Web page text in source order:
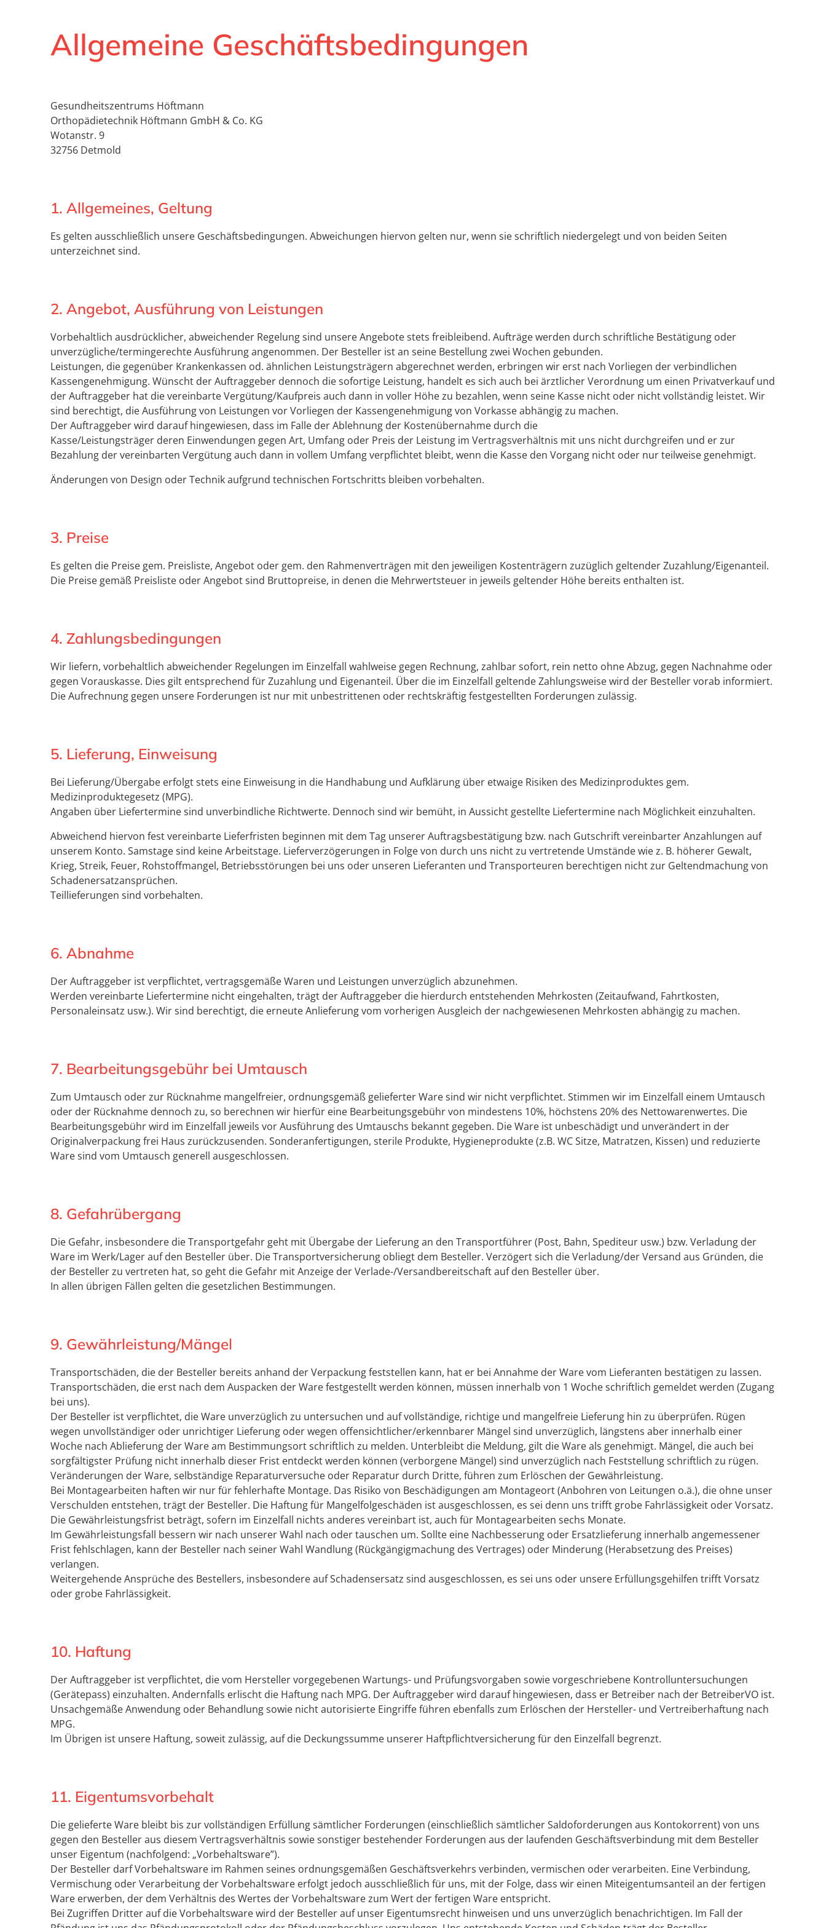
Allgemeine Geschäftsbedingungen
Gesundheitszentrums Höftmann
Orthopädietechnik Höftmann GmbH & Co. KG
Wotanstr. 9
32756 Detmold
1. Allgemeines, Geltung
Es gelten ausschließlich unsere Geschäftsbedingungen. Abweichungen hiervon gelten nur, wenn sie schriftlich niedergelegt und von beiden Seiten
unterzeichnet sind.
2. Angebot, Ausführung von Leistungen
Vorbehaltlich ausdrücklicher, abweichender Regelung sind unsere Angebote stets freibleibend. Aufträge werden durch schriftliche Bestätigung oder
unverzügliche/termingerechte Ausführung angenommen. Der Besteller ist an seine Bestellung zwei Wochen gebunden.
Leistungen, die gegenüber Krankenkassen od. ähnlichen Leistungsträgern abgerechnet werden, erbringen wir erst nach Vorliegen der verbindlichen
Kassengenehmigung. Wünscht der Auftraggeber dennoch die sofortige Leistung, handelt es sich auch bei ärztlicher Verordnung um einen Privatverkauf und
der Auftraggeber hat die vereinbarte Vergütung/Kaufpreis auch dann in voller Höhe zu bezahlen, wenn seine Kasse nicht oder nicht vollständig leistet. Wir
sind berechtigt, die Ausführung von Leistungen vor Vorliegen der Kassengenehmigung von Vorkasse abhängig zu machen.
Der Auftraggeber wird darauf hingewiesen, dass im Falle der Ablehnung der Kostenübernahme durch die
Kasse/Leistungsträger deren Einwendungen gegen Art, Umfang oder Preis der Leistung im Vertragsverhältnis mit uns nicht durchgreifen und er zur
Bezahlung der vereinbarten Vergütung auch dann in vollem Umfang verpflichtet bleibt, wenn die Kasse den Vorgang nicht oder nur teilweise genehmigt.
Änderungen von Design oder Technik aufgrund technischen Fortschritts bleiben vorbehalten.
3. Preise
Es gelten die Preise gem. Preisliste, Angebot oder gem. den Rahmenverträgen mit den jeweiligen Kostenträgern zuzüglich geltender Zuzahlung/Eigenanteil.
Die Preise gemäß Preisliste oder Angebot sind Bruttopreise, in denen die Mehrwertsteuer in jeweils geltender Höhe bereits enthalten ist.
4. Zahlungsbedingungen
Wir liefern, vorbehaltlich abweichender Regelungen im Einzelfall wahlweise gegen Rechnung, zahlbar sofort, rein netto ohne Abzug, gegen Nachnahme oder
gegen Vorauskasse. Dies gilt entsprechend für Zuzahlung und Eigenanteil. Über die im Einzelfall geltende Zahlungsweise wird der Besteller vorab informiert.
Die Aufrechnung gegen unsere Forderungen ist nur mit unbestrittenen oder rechtskräftig festgestellten Forderungen zulässig.
5. Lieferung, Einweisung
Bei Lieferung/Übergabe erfolgt stets eine Einweisung in die Handhabung und Aufklärung über etwaige Risiken des Medizinproduktes gem.
Medizinproduktegesetz (MPG).
Angaben über Liefertermine sind unverbindliche Richtwerte. Dennoch sind wir bemüht, in Aussicht gestellte Liefertermine nach Möglichkeit einzuhalten.
Abweichend hiervon fest vereinbarte Lieferfristen beginnen mit dem Tag unserer Auftragsbestätigung bzw. nach Gutschrift vereinbarter Anzahlungen auf
unserem Konto. Samstage sind keine Arbeitstage. Lieferverzögerungen in Folge von durch uns nicht zu vertretende Umstände wie z. B. höherer Gewalt,
Krieg, Streik, Feuer, Rohstoffmangel, Betriebsstörungen bei uns oder unseren Lieferanten und Transporteuren berechtigen nicht zur Geltendmachung von
Schadenersatzansprüchen.
Teillieferungen sind vorbehalten.
6. Abnahme
Der Auftraggeber ist verpflichtet, vertragsgemäße Waren und Leistungen unverzüglich abzunehmen.
Werden vereinbarte Liefertermine nicht eingehalten, trägt der Auftraggeber die hierdurch entstehenden Mehrkosten (Zeitaufwand, Fahrtkosten,
Personaleinsatz usw.). Wir sind berechtigt, die erneute Anlieferung vom vorherigen Ausgleich der nachgewiesenen Mehrkosten abhängig zu machen.
7. Bearbeitungsgebühr bei Umtausch
Zum Umtausch oder zur Rücknahme mangelfreier, ordnungsgemäß gelieferter Ware sind wir nicht verpflichtet. Stimmen wir im Einzelfall einem Umtausch
oder der Rücknahme dennoch zu, so berechnen wir hierfür eine Bearbeitungsgebühr von mindestens 10%, höchstens 20% des Nettowarenwertes. Die
Bearbeitungsgebühr wird im Einzelfall jeweils vor Ausführung des Umtauschs bekannt gegeben. Die Ware ist unbeschädigt und unverändert in der
Originalverpackung frei Haus zurückzusenden. Sonderanfertigungen, sterile Produkte, Hygieneprodukte (z.B. WC Sitze, Matratzen, Kissen) und reduzierte
Ware sind vom Umtausch generell ausgeschlossen.
8. Gefahrübergang
Die Gefahr, insbesondere die Transportgefahr geht mit Übergabe der Lieferung an den Transportführer (Post, Bahn, Spediteur usw.) bzw. Verladung der
Ware im Werk/Lager auf den Besteller über. Die Transportversicherung obliegt dem Besteller. Verzögert sich die Verladung/der Versand aus Gründen, die
der Besteller zu vertreten hat, so geht die Gefahr mit Anzeige der Verlade-/Versandbereitschaft auf den Besteller über.
In allen übrigen Fällen gelten die gesetzlichen Bestimmungen.
9. Gewährleistung/Mängel
Transportschäden, die der Besteller bereits anhand der Verpackung feststellen kann, hat er bei Annahme der Ware vom Lieferanten bestätigen zu lassen.
Transportschäden, die erst nach dem Auspacken der Ware festgestellt werden können, müssen innerhalb von 1 Woche schriftlich gemeldet werden (Zugang
bei uns).
Der Besteller ist verpflichtet, die Ware unverzüglich zu untersuchen und auf vollständige, richtige und mangelfreie Lieferung hin zu überprüfen. Rügen
wegen unvollständiger oder unrichtiger Lieferung oder wegen offensichtlicher/erkennbarer Mängel sind unverzüglich, längstens aber innerhalb einer
Woche nach Ablieferung der Ware am Bestimmungsort schriftlich zu melden. Unterbleibt die Meldung, gilt die Ware als genehmigt. Mängel, die auch bei
sorgfältigster Prüfung nicht innerhalb dieser Frist entdeckt werden können (verborgene Mängel) sind unverzüglich nach Feststellung schriftlich zu rügen.
Veränderungen der Ware, selbständige Reparaturversuche oder Reparatur durch Dritte, führen zum Erlöschen der Gewährleistung.
Bei Montagearbeiten haften wir nur für fehlerhafte Montage. Das Risiko von Beschädigungen am Montageort (Anbohren von Leitungen o.ä.), die ohne unser
Verschulden entstehen, trägt der Besteller. Die Haftung für Mangelfolgeschäden ist ausgeschlossen, es sei denn uns trifft grobe Fahrlässigkeit oder Vorsatz.
Die Gewährleistungsfrist beträgt, sofern im Einzelfall nichts anderes vereinbart ist, auch für Montagearbeiten sechs Monate.
Im Gewährleistungsfall bessern wir nach unserer Wahl nach oder tauschen um. Sollte eine Nachbesserung oder Ersatzlieferung innerhalb angemessener
Frist fehlschlagen, kann der Besteller nach seiner Wahl Wandlung (Rückgängigmachung des Vertrages) oder Minderung (Herabsetzung des Preises)
verlangen.
Weitergehende Ansprüche des Bestellers, insbesondere auf Schadensersatz sind ausgeschlossen, es sei uns oder unsere Erfüllungsgehilfen trifft Vorsatz
oder grobe Fahrlässigkeit.
10. Haftung
Der Auftraggeber ist verpflichtet, die vom Hersteller vorgegebenen Wartungs- und Prüfungsvorgaben sowie vorgeschriebene Kontrolluntersuchungen
(Gerätepass) einzuhalten. Andernfalls erlischt die Haftung nach MPG. Der Auftraggeber wird darauf hingewiesen, dass er Betreiber nach der BetreiberVO ist.
Unsachgemäße Anwendung oder Behandlung sowie nicht autorisierte Eingriffe führen ebenfalls zum Erlöschen der Hersteller- und Vertreiberhaftung nach
MPG.
Im Übrigen ist unsere Haftung, soweit zulässig, auf die Deckungssumme unserer Haftpflichtversicherung für den Einzelfall begrenzt.
11. Eigentumsvorbehalt
Die gelieferte Ware bleibt bis zur vollständigen Erfüllung sämtlicher Forderungen (einschließlich sämtlicher Saldoforderungen aus Kontokorrent) von uns
gegen den Besteller aus diesem Vertragsverhältnis sowie sonstiger bestehender Forderungen aus der laufenden Geschäftsverbindung mit dem Besteller
unser Eigentum (nachfolgend: „Vorbehaltsware”).
Der Besteller darf Vorbehaltsware im Rahmen seines ordnungsgemäßen Geschäftsverkehrs verbinden, vermischen oder verarbeiten. Eine Verbindung,
Vermischung oder Verarbeitung der Vorbehaltsware erfolgt jedoch ausschließlich für uns, mit der Folge, dass wir einen Miteigentumsanteil an der fertigen
Ware erwerben, der dem Verhältnis des Wertes der Vorbehaltsware zum Wert der fertigen Ware entspricht.
Bei Zugriffen Dritter auf die Vorbehaltsware wird der Besteller auf unser Eigentumsrecht hinweisen und uns unverzüglich benachrichtigen. Im Fall der